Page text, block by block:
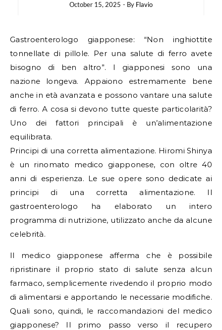
October 15, 2025 - By Flavio
Gastroenterologo giapponese: “Non inghiottite
tonnellate di pillole. Per una salute di ferro avete
bisogno di ben altro”. I giapponesi sono una
nazione longeva. Appaiono estremamente bene
anche in età avanzata e possono vantare una salute
di ferro. A cosa si devono tutte queste particolarità?
Uno dei fattori principali è un’alimentazione
equilibrata.
Principi di una corretta alimentazione. Hiromi Shinya
è un rinomato medico giapponese, con oltre 40
anni di esperienza. Le sue opere sono dedicate ai
principi di una corretta alimentazione. Il
gastroenterologo ha elaborato un intero
programma di nutrizione, utilizzato anche da alcune
celebrità.
Il medico giapponese afferma che è possibile
ripristinare il proprio stato di salute senza alcun
farmaco, semplicemente rivedendo il proprio modo
di alimentarsi e apportando le necessarie modifiche.
Quali sono, quindi, le raccomandazioni del medico
giapponese? Il primo passo verso il recupero